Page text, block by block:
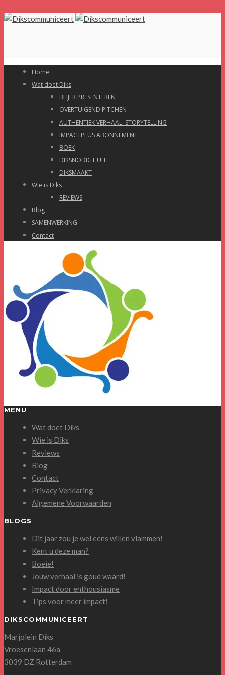
Home
Wat doet Diks
BLIJER PRESENTEREN
OVERTUIGEND PITCHEN
AUTHENTIEK VERHAAL: STORYTELLING
IMPACTPLUS ABONNEMENT
BOEK
DIKSNODIGT UIT
DIKSMAAKT
Wie is Diks
REVIEWS
Blog
SAMENWERKING
Contact
MENU
Wat doet Diks
Wie is Diks
Reviews
Blog
Contact
Privacy Verklaring
Algemene Voorwaarden
BLOGS
Dit jaar zou je wel eens willen vlammen!
Kent u deze man?
Boeie!
Jouw verhaal is goud waard!
Impact door enthousiasme
Tips voor meer impact!
DIKSCOMMUNICEERT
Marjolein Diks
Vroesenlaan 46a
3039 DZ Rotterdam